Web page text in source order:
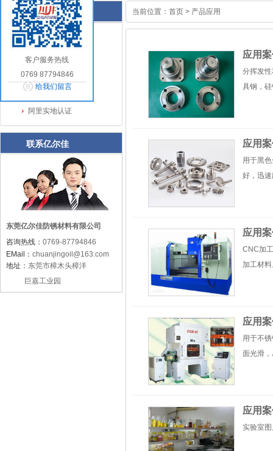
产品应用
公司简介
服务流程
阿里实地认证
联系亿尔佳
东莞亿尔佳防锈材料有限公司
咨询热线： 0769-87794846
EMail： chuanjingoil@163.com
地址： 东莞市樟木头樟洋
巨嘉工业园
当前位置： 首页 > 产品应用
应用
分挥发
具钢，
应用
用于黑
好，迅
应用
CNC加
加工材
应用
用于不
面光滑
应用
实验室
客户服务热线
0769 87794846
给我们留言